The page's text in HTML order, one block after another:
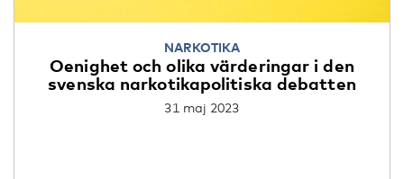
NARKOTIKA
Oenighet och olika värderingar i den
svenska narkotikapolitiska debatten
31 maj 2023